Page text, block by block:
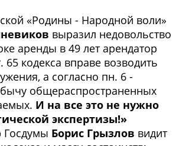
«Родины - Народной воли»
выразил недовольство
аренды в 49 лет арендатор
65 кодекса вправе возводить
а согласно пн. 6 -
общераспространенных
И на все это не нужно
экспертизы!»
Госдумы Борис Грызлов видит